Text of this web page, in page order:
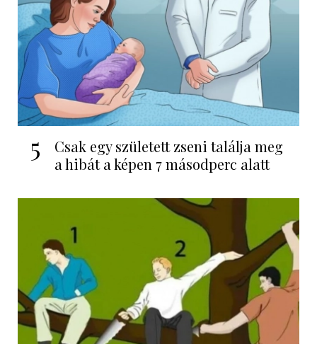
5
Csak egy született zseni találja meg
a hibát a képen 7 másodperc alatt